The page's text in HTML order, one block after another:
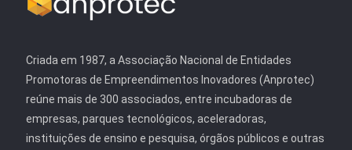
Criada em 1987, a Associação Nacional de Entidades
Promotoras de Empreendimentos Inovadores (Anprotec)
reúne mais de 300 associados, entre incubadoras de
empresas, parques tecnológicos, aceleradoras,
instituições de ensino e pesquisa, órgãos públicos e outras